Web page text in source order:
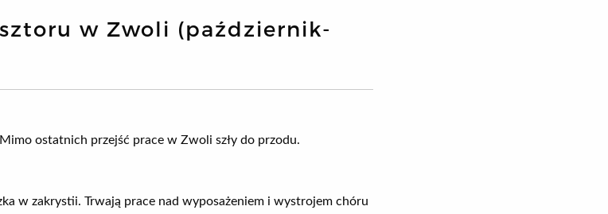
w Zwoli (październik-
ostatnich przejść prace w Zwoli szły do przodu.
w zakrystii. Trwają prace nad wyposażeniem i wystrojem chóru